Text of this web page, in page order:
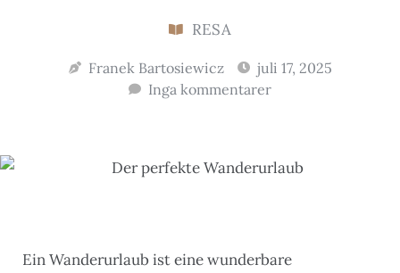
RESA
Franek Bartosiewicz
juli 17, 2025
Inga kommentarer
Ein Wanderurlaub ist eine wunderbare